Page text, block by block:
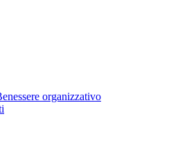
organizzativo